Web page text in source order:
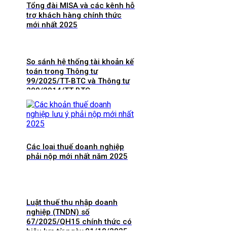
Tổng đài MISA và các kênh hỗ
trợ khách hàng chính thức
mới nhất 2025
So sánh hệ thống tài khoản kế
toán trong Thông tư
99/2025/TT-BTC và Thông tư
200/2014/TT-BTC
Các loại thuế doanh nghiệp
phải nộp mới nhất năm 2025
Luật thuế thu nhập doanh
nghiệp (TNDN) số
67/2025/QH15 chính thức có
hiệu lực từ ngày 01/10/2025